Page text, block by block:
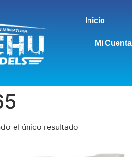
Inicio
Mi Cuenta
el único resultado